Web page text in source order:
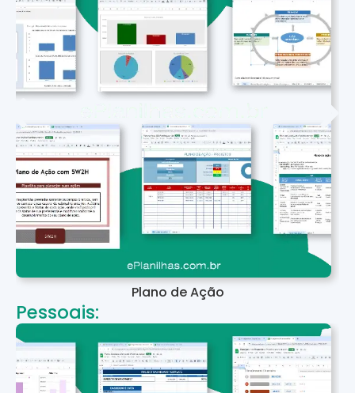
Plano de Ação
Pessoais: